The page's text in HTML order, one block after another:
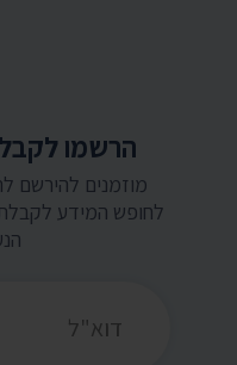
הרשמו
מוזמנים להירשם
לחופש המידע